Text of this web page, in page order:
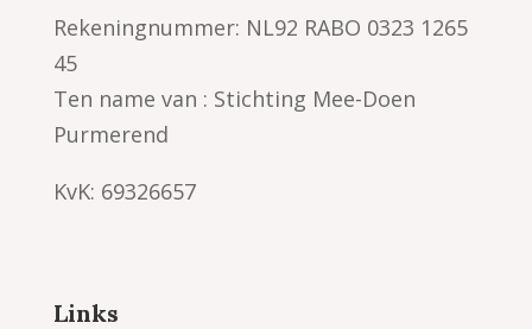
Rekeningnummer: NL92 RABO 0323 1265
45
Ten name van : Stichting Mee-Doen
Purmerend
KvK: 69326657
Links